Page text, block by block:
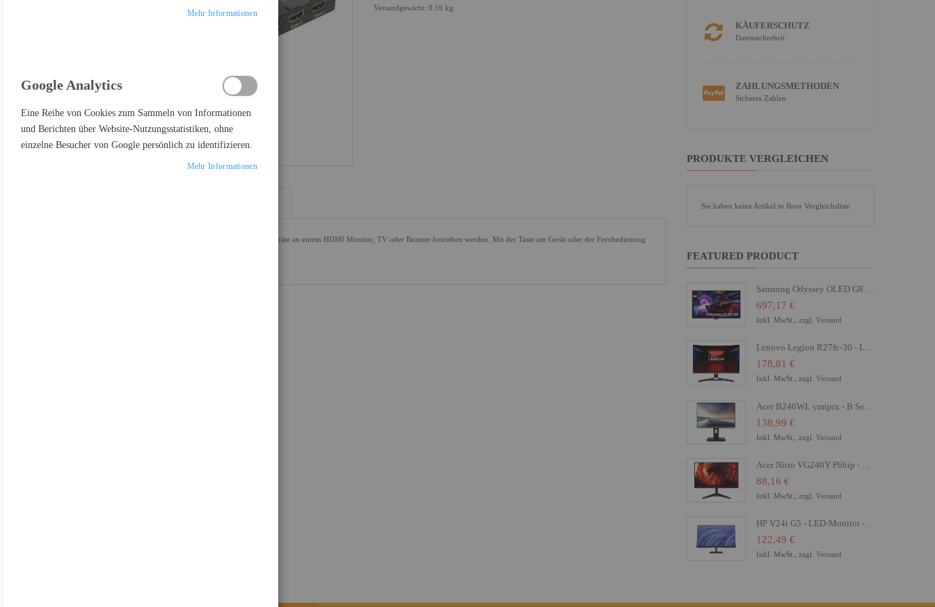
Versandgewicht: 0.16 kg
Mit diesem Delock HDMI Switch können bis zu drei HDMI Geräte an einem HDMI Monitor, TV oder Beamer betrieben werden. Mit der Taste am Gerät oder der Fernbedienung
KÄUFERSCHUTZ
Datensicherheit
ZAHLUNGSMETHODEN
Sicheres Zahlen
PRODUKTE VERGLEICHEN
Sie haben keine Artikel in Ihrer Vergleichsliste
FEATURED PRODUCT
Samsung Odyssey OLED G8 S27FG810SU - G81SF Series - OLED-Monitor - Gaming - 68.6 cm (27")
697,17 €
Inkl. MwSt., zzgl. Versand
Lenovo Legion R27fc-30 - LED-Monitor - Gaming - gebogen - 68.6 cm (27")
178,81 €
Inkl. MwSt., zzgl. Versand
138,99 €
Inkl. MwSt., zzgl. Versand
88,16 €
Inkl. MwSt., zzgl. Versand
HP V24i G5 - LED-Monitor - 61 cm (24") (23.8" sichtbar) - 1920 x 1080 Full HD (1080p)
122,49 €
Inkl. MwSt., zzgl. Versand
Mehr Informationen
Google Analytics
Eine Reihe von Cookies zum Sammeln von Informationen
und Berichten über Website-Nutzungsstatistiken, ohne
einzelne Besucher von Google persönlich zu identifizieren.
Mehr Informationen